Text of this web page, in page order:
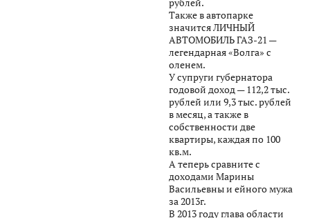
рублей.
Также в автопарке
значится ЛИЧНЫЙ
АВТОМОБИЛЬ ГАЗ-21 —
легендарная «Волга» с
оленем.
У супруги губернатора
годовой доход — 112,2 тыс.
рублей или 9,3 тыс. рублей
в месяц, а также в
собственности две
квартиры, каждая по 100
кв.м.
А теперь сравните с
доходами Марины
Васильевны и ейного мужа
за 2013г.
В 2013 году глава области